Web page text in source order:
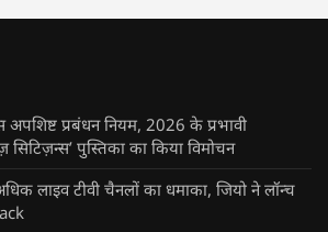
अपशिष्ट प्रबंधन नियम, 2026 के प्रभावी
सिटिज़न्स’ पुस्तिका का किया विमोचन
लाइव टीवी चैनलों का धमाका, जियो ने लॉन्च